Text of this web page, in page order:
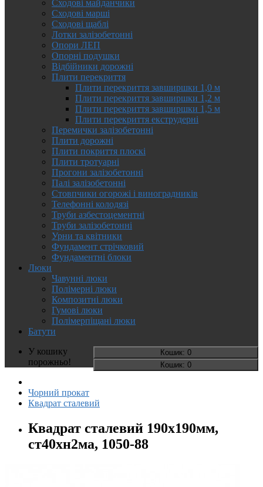
Сходові майданчики
Сходові марші
Сходові щаблі
Лотки залізобетонні
Опори ЛЕП
Опорні подушки
Відбійники дорожні
Плити перекриття
Плити перекриття завширшки 1,0 м
Плити перекриття завширшки 1,2 м
Плити перекриття завширшки 1,5 м
Плити перекриття екструдерні
Перемички залізобетонні
Плити дорожні
Плити покриття плоскі
Плити тротуарні
Прогони залізобетонні
Палі залізобетонні
Стовпчики огорожі і виноградників
Телефонні колодязі
Труби азбестоцементні
Труби залізобетонні
Урни та квітники
Фундамент стрічковий
Фундаментні блоки
Люки
Чавунні люки
Полімерні люки
Композитні люки
Гумові люки
Полімерпіщані люки
Батути
Кошик: 0
Кошик: 0
У кошику
порожньо!
Чорний прокат
Квадрат сталевий
Квадрат сталевий 190х190мм,
ст40хн2ма, 1050-88